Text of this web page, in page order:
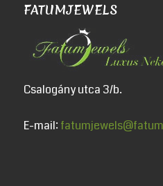
FATUMJEWELS
Csalogány utca 3/b.
E-mail: